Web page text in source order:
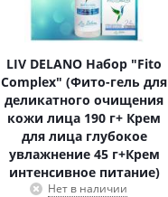
LIV DELANO Набор "Fito
Complex" (Фито-гель для
деликатного очищения
кожи лица 190 г+ Крем
для лица глубокое
увлажнение 45 г+Крем
интенсивное питание)
Нет в наличии